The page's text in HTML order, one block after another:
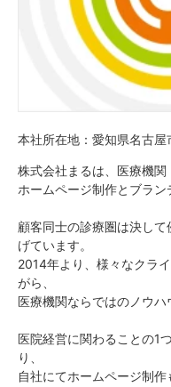
本社所在地：愛知県名古
株式会社まるは、医療機関
ホームページ制作とブラン
顧客同士の診療圏は決し
げています。
2014年より、様々なクラ
がら、
医療機関ならではのノウハ
医院経営に関わることの1
り、
自社にてホームページ制作